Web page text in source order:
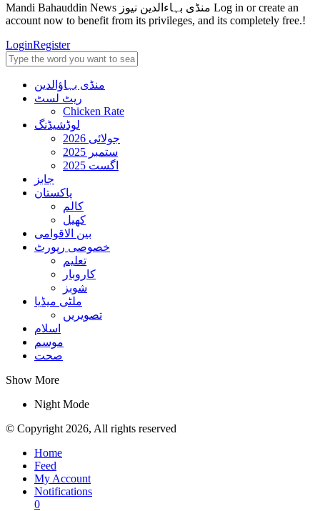
Mandi Bahauddin News منڈی بہاءالدین نیوز Log in or create an
account now to benefit from its privileges, and its completely free.!
LoginRegister
منڈی بہاؤالدین
ریٹ لسٹ
Chicken Rate
لوڈشیڈنگ
جولائی 2026
ستمبر 2025
اگست 2025
جابز
پاکستان
کالم
کھیل
بین الاقوامی
خصوصی رپورٹ
تعلیم
کاروبار
شوبز
ملٹی میڈیا
تصویریں
اسلام
موسم
صحت
Show More
Night Mode
© Copyright 2026, All rights reserved
Home
Feed
My Account
Notifications
0